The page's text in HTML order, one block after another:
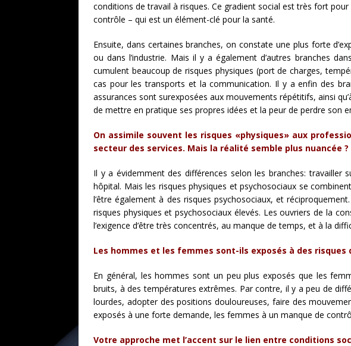
conditions de travail à risques. Ce gradient social est très fort
contrôle – qui est un élément-clé pour la santé.
Ensuite, dans certaines branches, on constate une plus forte
ou dans l’industrie. Mais il y a également d’autres branches
cumulent beaucoup de risques physiques (port de charges,
cas pour les transports et la communication. Il y a enfin des
assurances sont surexposées aux mouvements répétitifs, ainsi
de mettre en pratique ses propres idées et la peur de perdre son
On assimile souvent les risques «physiques» aux
secteur des services. Mais la réalité semble plus nuancée ?
Il y a évidemment des différences selon les branches: travailler
hôpital. Mais les risques physiques et psychosociaux se
l’être également à des risques psychosociaux, et
risques physiques et psychosociaux élevés. Les ouvriers de la
l’exigence d’être très concentrés, au manque de temps, et à la
Les hommes et les femmes sont-ils exposés à des risques
En général, les hommes sont un peu plus exposés que les
bruits, à des températures extrêmes. Par contre, il y a peu de
lourdes, adopter des positions douloureuses, faire des
exposés à une forte demande, les femmes à un manque de
Votre approche met l’accent sur le lien entre conditions